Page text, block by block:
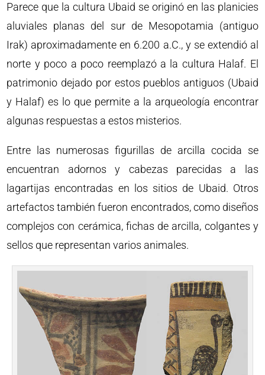
Parece que la cultura Ubaid se originó en las planicies
aluviales planas del sur de Mesopotamia (antiguo
Irak) aproximadamente en 6.200 a.C., y se extendió al
norte y poco a poco reemplazó a la cultura Halaf. El
patrimonio dejado por estos pueblos antiguos (Ubaid
y Halaf) es lo que permite a la arqueología encontrar
algunas respuestas a estos misterios.
Entre las numerosas figurillas de arcilla cocida se
encuentran adornos y cabezas parecidas a las
lagartijas encontradas en los sitios de Ubaid. Otros
artefactos también fueron encontrados, como diseños
complejos con cerámica, fichas de arcilla, colgantes y
sellos que representan varios animales.